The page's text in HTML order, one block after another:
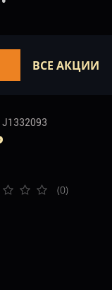
ВСЕ АКЦИИ
J1332093
(0)